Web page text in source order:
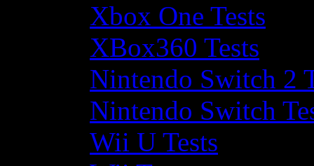
Xbox One Tests
XBox360 Tests
Nintendo Switch 2
Nintendo Switch
Wii U Tests